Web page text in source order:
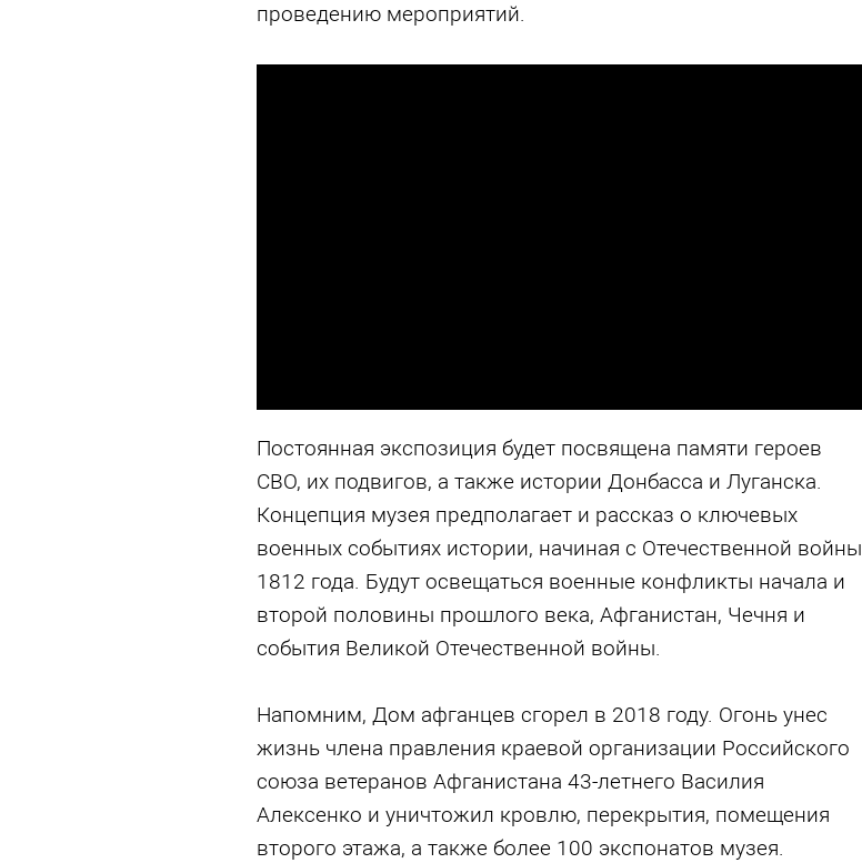
проведению мероприятий.
Постоянная экспозиция будет посвящена памяти героев
СВО, их подвигов, а также истории Донбасса и Луганска.
Концепция музея предполагает и рассказ о ключевых
военных событиях истории, начиная с Отечественной войны
1812 года. Будут освещаться военные конфликты начала и
второй половины прошлого века, Афганистан, Чечня и
события Великой Отечественной войны.
Напомним, Дом афганцев сгорел в 2018 году. Огонь унес
жизнь члена правления краевой организации Российского
союза ветеранов Афганистана 43-летнего Василия
Алексенко и уничтожил кровлю, перекрытия, помещения
второго этажа, а также более 100 экспонатов музея.